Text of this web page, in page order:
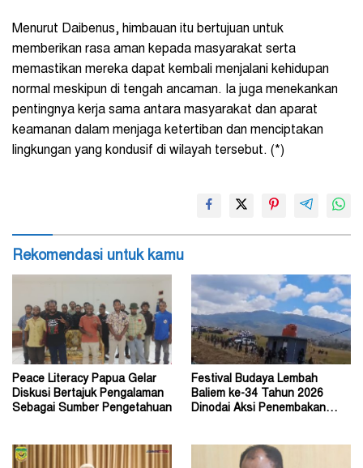
Menurut Daibenus, himbauan itu bertujuan untuk
memberikan rasa aman kepada masyarakat serta
memastikan mereka dapat kembali menjalani kehidupan
normal meskipun di tengah ancaman. Ia juga menekankan
pentingnya kerja sama antara masyarakat dan aparat
keamanan dalam menjaga ketertiban dan menciptakan
lingkungan yang kondusif di wilayah tersebut. (*)
Rekomendasi untuk kamu
Peace Literacy Papua Gelar
Diskusi Bertajuk Pengalaman
Sebagai Sumber Pengetahuan
Festival Budaya Lembah
Baliem ke-34 Tahun 2026
Dinodai Aksi Penembakan